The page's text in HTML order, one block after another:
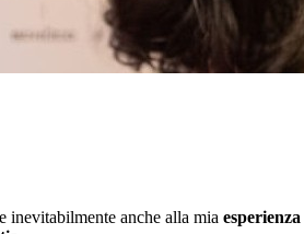
inevitabilmente anche alla mia esperienza